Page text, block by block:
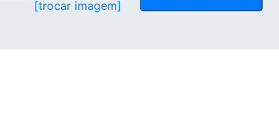
[trocar imagem]